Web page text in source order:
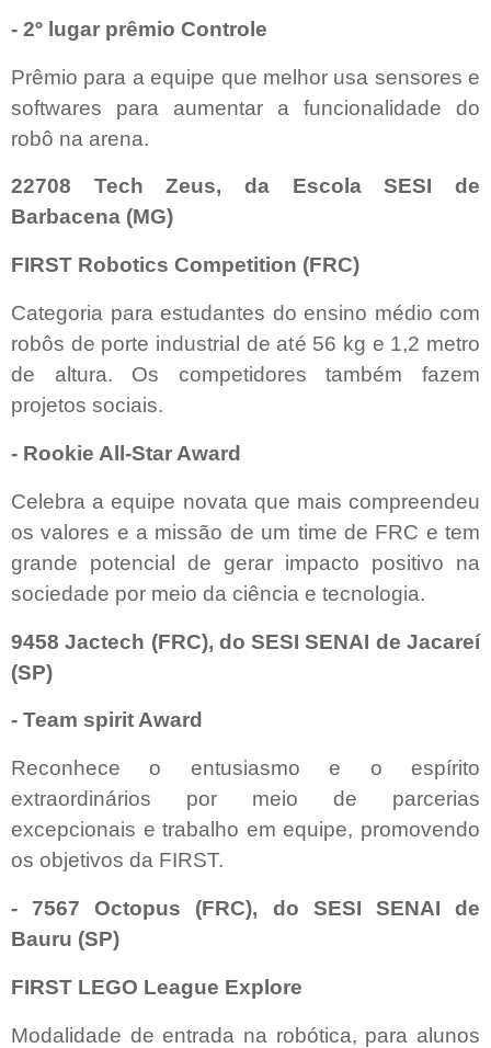
- 2º lugar prêmio Controle
Prêmio para a equipe que melhor usa sensores e
softwares para aumentar a funcionalidade do
robô na arena.
22708 Tech Zeus, da Escola SESI de
Barbacena (MG)
FIRST Robotics Competition (FRC)
Categoria para estudantes do ensino médio com
robôs de porte industrial de até 56 kg e 1,2 metro
de altura. Os competidores também fazem
projetos sociais.
- Rookie All-Star Award
Celebra a equipe novata que mais compreendeu
os valores e a missão de um time de FRC e tem
grande potencial de gerar impacto positivo na
sociedade por meio da ciência e tecnologia.
9458 Jactech (FRC), do SESI SENAI de Jacareí
(SP)
- Team spirit Award
Reconhece o entusiasmo e o espírito
extraordinários por meio de parcerias
excepcionais e trabalho em equipe, promovendo
os objetivos da FIRST.
- 7567 Octopus (FRC), do SESI SENAI de
Bauru (SP)
FIRST LEGO League Explore
Modalidade de entrada na robótica, para alunos